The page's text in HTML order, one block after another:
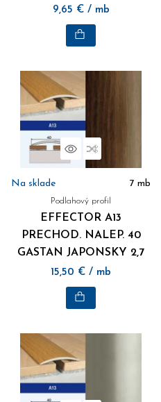
9,65 € / mb
NáhľadPorovnať
Na sklade 7 mb
Podlahový profil
EFFECTOR A13
PRECHOD. NALEP. 40
GASTAN JAPONSKY 2,7
M
15,50 € / mb